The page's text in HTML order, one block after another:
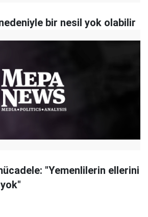
bir nesil yok olabilir
"Yemenlilerin ellerini